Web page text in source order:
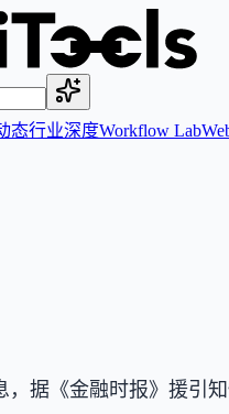
态行业深度Workflow Lab
，据《金融时报》援引